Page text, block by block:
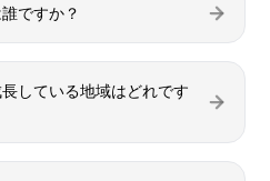
ですか？
している地域はどれです